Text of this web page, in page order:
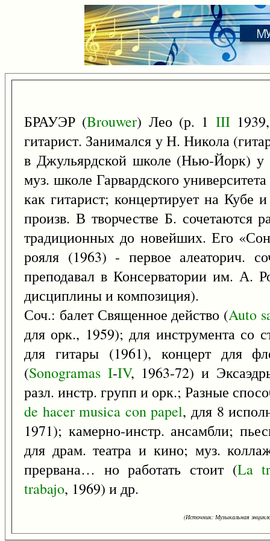
БРАУЭР (Brouwer) Лео (р. 1 III
гитарист. Занимался у Н. Никола
в Джульярдской школе (Нью-Йорк) у
муз. школе Гарвардского
как гитарист; концертирует на Кубе
произв. В творчестве Б. сочетаются
традиционных до новейших. Его
рояля (1963) - первое алеаторич.
преподавал в Консерватории им. А.
дисциплины и композиция).
Соч.: балет Священное действо (Auto
для орк., 1959); для инструмента со
для гитары (1961), концерт для
(Sonogramas I-IV, 1963-72) и
разл. инстр. групп и орк.; Разные
de hacer musica con papel, для 8
1971); камерно-инстр. ансамбли;
для драм. театра и кино; муз.
прервана… но работать стоит (La
trabajo, 1969) и др.
(Источник: Музыкальная